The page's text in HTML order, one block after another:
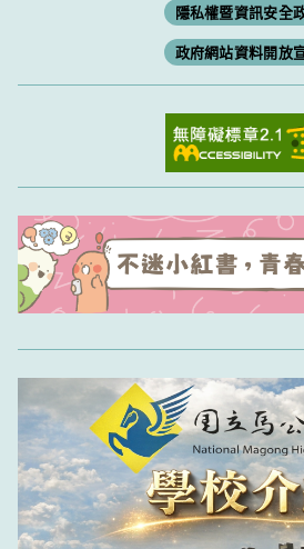
隱私權暨資訊安全
政府網站資料開放